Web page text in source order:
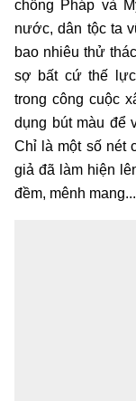
chống Pháp và
nước, dân tộc ta
bao nhiêu thử
sợ bất cứ thế
trong công cuộc
dụng bút màu để
Chỉ là một số nét
giả đã làm hiện
đềm, mênh